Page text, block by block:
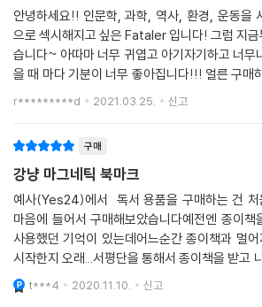
안녕하세요!! 인문학, 과학, 역사, 환경, 운동을 사랑하고 육체적, 정신적
으로 섹시해지고 싶은 Fataler 입니다! 그럼 지금부터 책 리뷰를 시작하겠
습니다~ 아따마 너무 귀엽고 아기자기하고 너무나 좋네요 책 읽고 꽂아놓
을 때 마다 기분이 너무 좋아집니다!!! 얼른 구매하세여!!! 이상으로 글을
마치겠습니다. 읽어주셔서 너무너무 감사
r*********d 2021.03.25. 신고
구매
강냥 마그네틱 북마크
예사(Yes24)에서 독서 용품을 구매하는 건 처
마음에 들어서 구매해보았습니다예전엔 종이책
사용했던 기억이 있는데어느순간 종이책과 멀어
시작한지 오래...서평단을 통해서 종이책을 받고
과, 종이책이 선사하는 기쁨에 행복감을 찾던 요
에 줄을 친다던가 하
t***4 2020.11.10. 신고